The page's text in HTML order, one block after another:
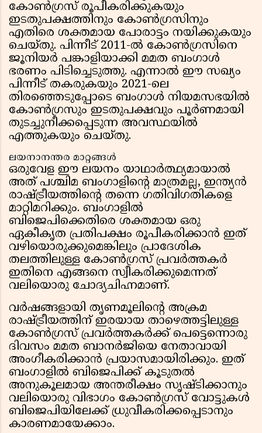
കോൺഗ്രസ് രൂപീകരിക്കുകയും
ഇടതുപക്ഷത്തിനും കോൺഗ്രസിനും
എതിരെ ശക്തമായ പോരാട്ടം നയിക്കുകയും
ചെയ്തു. പിന്നീട് 2011-ൽ കോൺഗ്രസിനെ
ജൂനിയർ പങ്കാളിയാക്കി മമത ബംഗാൾ
ഭരണം പിടിച്ചെടുത്തു. എന്നാൽ ഈ സഖ്യം
പിന്നീട് തകരുകയും 2021-ലെ
തിരഞ്ഞെടുപ്പോടെ ബംഗാൾ നിയമസഭയിൽ
കോൺഗ്രസും ഇടതുപക്ഷവും പൂർണമായി
തുടച്ചുനീക്കപ്പെടുന്ന അവസ്ഥയിൽ
എത്തുകയും ചെയ്തു.
ലയനാനന്തര മാറ്റങ്ങൾ
ഒരുവേള ഈ ലയനം യാഥാർത്ഥ്യമായാൽ
അത് പശ്ചിമ ബംഗാളിൻ്റെ മാത്രമല്ല, ഇന്ത്യൻ
രാഷ്ട്രീയത്തിൻ്റെ തന്നെ ഗതിവിഗതികളെ
മാറ്റിമറിക്കും. ബംഗാളിൽ
ബിജെപിക്കെതിരെ ശക്തമായ ഒരു
ഏകീകൃത പ്രതിപക്ഷം രൂപീകരിക്കാൻ ഇത്
വഴിയൊരുക്കുമെങ്കിലും പ്രാദേശിക
തലത്തിലുള്ള കോൺഗ്രസ് പ്രവർത്തകർ
ഇതിനെ എങ്ങനെ സ്വീകരിക്കുമെന്നത്
വലിയൊരു ചോദ്യചിഹ്നമാണ്.
വർഷങ്ങളായി തൃണമൂലിൻ്റെ അക്രമ
രാഷ്ട്രീയത്തിന് ഇരയായ താഴെത്തട്ടിലുള്ള
കോൺഗ്രസ് പ്രവർത്തകർക്ക് പെട്ടെന്നൊരു
ദിവസം മമത ബാനർജിയെ നേതാവായി
അംഗീകരിക്കാൻ പ്രയാസമായിരിക്കും. ഇത്
ബംഗാളിൽ ബിജെപിക്ക് കൂടുതൽ
അനുകൂലമായ അന്തരീക്ഷം സൃഷ്ടിക്കാനും
വലിയൊരു വിഭാഗം കോൺഗ്രസ് വോട്ടുകൾ
ബിജെപിയിലേക്ക് ധ്രുവീകരിക്കപ്പെടാനും
കാരണമായേക്കാം.